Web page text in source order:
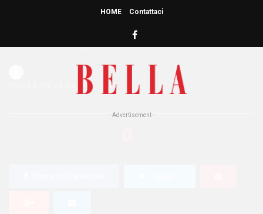
HOME Contattaci
- Advertisement -
La nuova era Chanel n°5
POSTED ON 23 AGOSTO 2016
0